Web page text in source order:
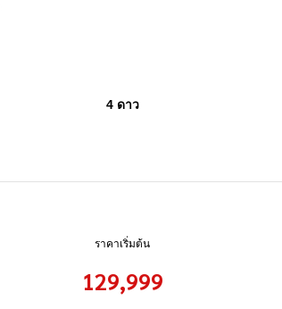
4 ดาว
ราคาเริ่มต้น
129,999